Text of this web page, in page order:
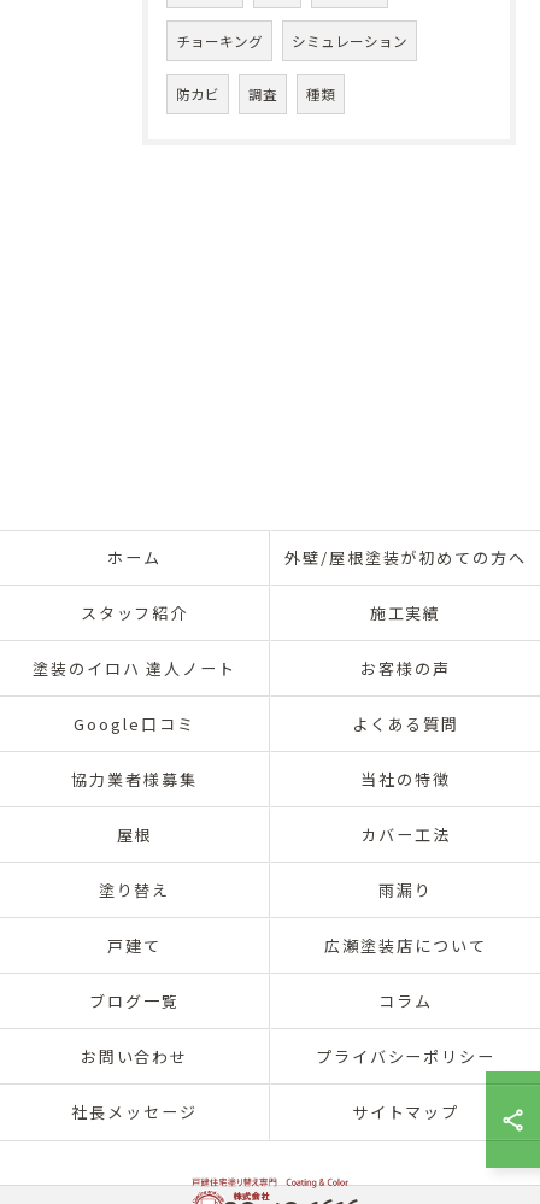
チョーキング シミュレーション
防カビ 調査 種類
ホーム 外壁/屋根塗装が初めての方へ
スタッフ紹介 施工実績
塗装のイロハ 達人ノート お客様の声
Google口コミ よくある質問
協力業者様募集 当社の特徴
屋根 カバー工法
塗り替え 雨漏り
戸建て 広瀬塗装店について
ブログ一覧 コラム
お問い合わせ プライバシーポリシー
社長メッセージ サイトマップ